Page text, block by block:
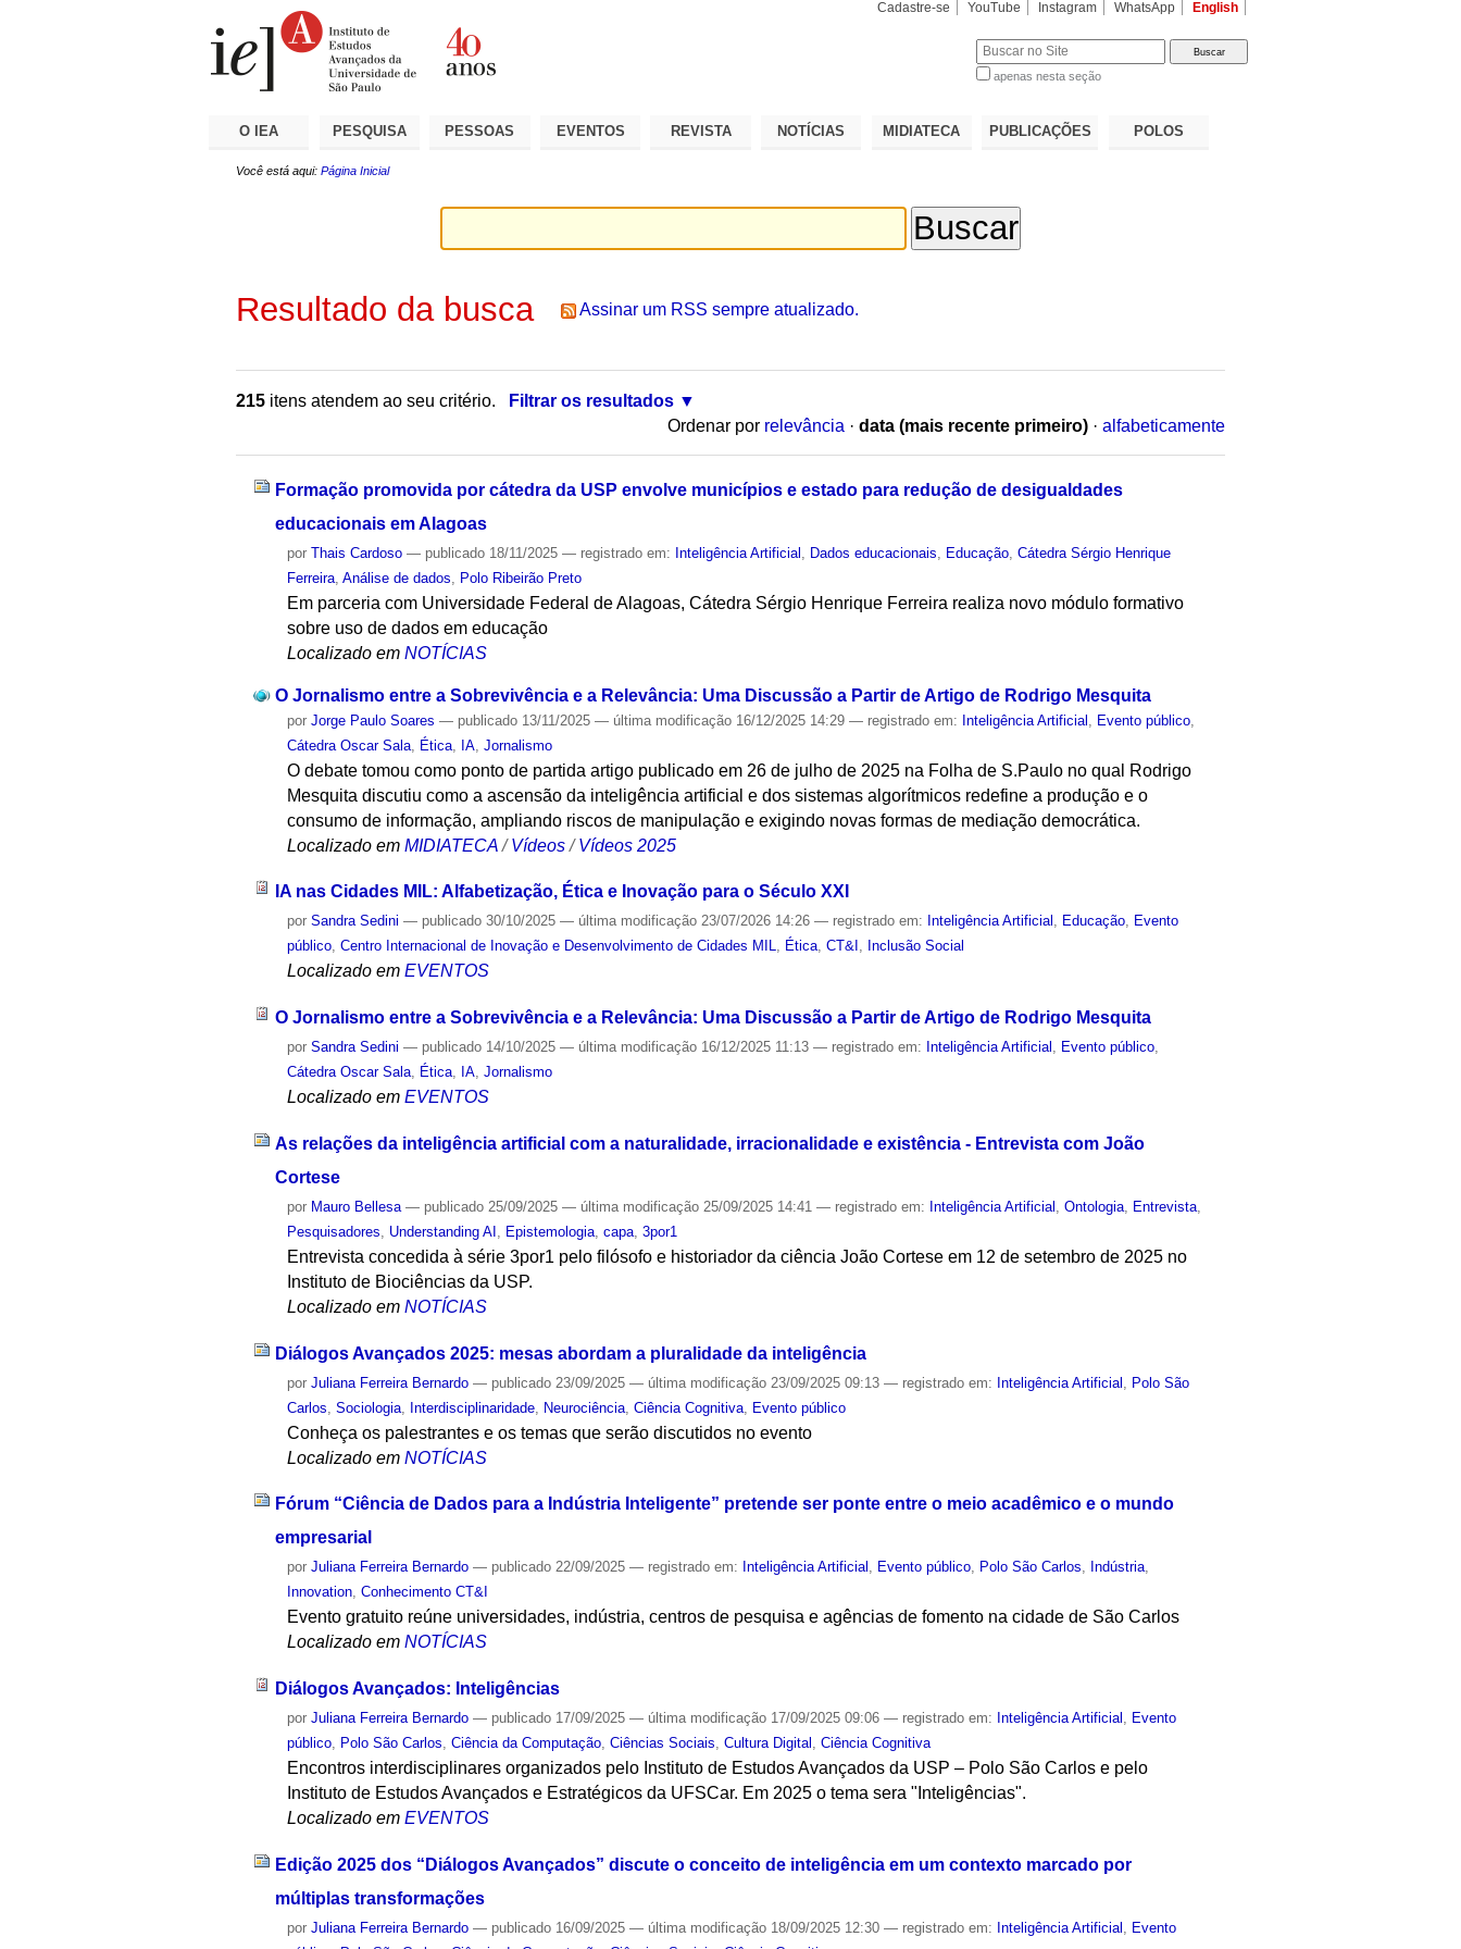
Cadastre-se YouTube Instagram WhatsApp English
apenas nesta seção
O IEA PESQUISA PESSOAS EVENTOS REVISTA NOTÍCIAS MIDIATECA PUBLICAÇÕES POLOS
Você está aqui: Página Inicial
Resultado da busca Assinar um RSS sempre atualizado.
215 itens atendem ao seu critério.
Filtrar os resultados
Ordenar por relevância · data (mais recente primeiro) · alfabeticamente
Formação promovida por cátedra da USP envolve municípios e estado para redução de desigualdades
educacionais em Alagoas
porThais Cardoso — publicado 18/11/2025— registrado em: Inteligência Artificial Dados educacionais Educação ,Cátedra Sérgio Henrique
Ferreira ,Análise de dados Polo Ribeirão Preto
Em parceria com Universidade Federal de Alagoas, Cátedra Sérgio Henrique Ferreira realiza novo módulo formativo
sobre uso de dados em educação
Localizado em NOTÍCIAS
O Jornalismo entre a Sobrevivência e a Relevância: Uma Discussão a Partir de Artigo de Rodrigo Mesquita
porJorge Paulo Soares — publicado 13/11/2025— última modificação 16/12/2025 14:29— registrado em: Inteligência Artificial Evento público
Cátedra Oscar Sala Ética IA ,Jornalismo
O debate tomou como ponto de partida artigo publicado em 26 de julho de 2025 na Folha de S.Paulo no qual Rodrigo
Mesquita discutiu como a ascensão da inteligência artificial e dos sistemas algorítmicos redefine a produção e o
consumo de informação, ampliando riscos de manipulação e exigindo novas formas de mediação democrática.
Localizado em MIDIATECA /Vídeos /Vídeos 2025
IA nas Cidades MIL: Alfabetização, Ética e Inovação para o Século XXI
porSandra Sedini — publicado 30/10/2025— última modificação 23/07/2026 14:26— registrado em: Inteligência Artificial , Educação, Evento
público,Centro Internacional de Inovação e Desenvolvimento de Cidades MIL, Ética,CT&I , Inclusão Social
Localizado em EVENTOS
O Jornalismo entre a Sobrevivência e a Relevância: Uma Discussão a Partir de Artigo de Rodrigo Mesquita
porSandra Sedini — publicado 14/10/2025— última modificação 16/12/2025 11:13— registrado em: Inteligência Artificial , Evento público,
Cátedra Oscar Sala, Ética, IA,Jornalismo
Localizado em EVENTOS
As relações da inteligência artificial com a naturalidade, irracionalidade e existência - Entrevista com João
Cortese
por Mauro Bellesa — publicado 25/09/2025— última modificação 25/09/2025 14:41— registrado em: Inteligência Artificial ,Ontologia Entrevista
Pesquisadores
Understanding AI Epistemologia ,capa ,3por1
Entrevista concedida à série 3por1 pelo filósofo e historiador da ciência João Cortese em 12 de setembro de 2025 no
Instituto de Biociências da USP.
Localizado em NOTÍCIAS
Diálogos Avançados 2025: mesas abordam a pluralidade da inteligência
porJuliana Ferreira Bernardo — publicado 23/09/2025— última modificação 23/09/2025 09:13— registrado em: Inteligência Artificial
Polo São
Carlos ,Sociologia Interdisciplinaridade Neurociência ,Ciência Cognitiva Evento público
Conheça os palestrantes e os temas que serão discutidos no evento
Localizado em NOTÍCIAS
Fórum “Ciência de Dados para a Indústria Inteligente” pretende ser ponte entre o meio acadêmico e o mundo
empresarial
porJuliana Ferreira Bernardo — publicado 22/09/2025— registrado em: Inteligência Artificial , Evento público, Polo São Carlos, Indústria,
Innovation,Conhecimento CT&I
Evento gratuito reúne universidades, indústria, centros de pesquisa e agências de fomento na cidade de São Carlos
Localizado em NOTÍCIAS
Diálogos Avançados: Inteligências
porJuliana Ferreira Bernardo — publicado 17/09/2025— última modificação 17/09/2025 09:06— registrado em: Inteligência Artificial
Evento
público
Polo São Carlos ,Ciência da Computação ,Ciências Sociais ,Cultura Digital ,Ciência Cognitiva
Encontros interdisciplinares organizados pelo Instituto de Estudos Avançados da USP – Polo São Carlos e pelo
Instituto de Estudos Avançados e Estratégicos da UFSCar. Em 2025 o tema sera "Inteligências".
Localizado em EVENTOS
Edição 2025 dos “Diálogos Avançados” discute o conceito de inteligência em um contexto marcado por
múltiplas transformações
porJuliana Ferreira Bernardo — publicado 16/09/2025— última modificação 18/09/2025 12:30— registrado em: Inteligência Artificial
Evento